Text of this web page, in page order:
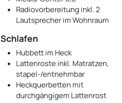
Radiovorbereitung inkl. 2
Lautsprecher im Wohnraum
Schlafen
Hubbett im Heck
Lattenroste inkl. Matratzen,
stapel-/entnehmbar
Heckquerbetten mit
durchgängigem Lattenrost